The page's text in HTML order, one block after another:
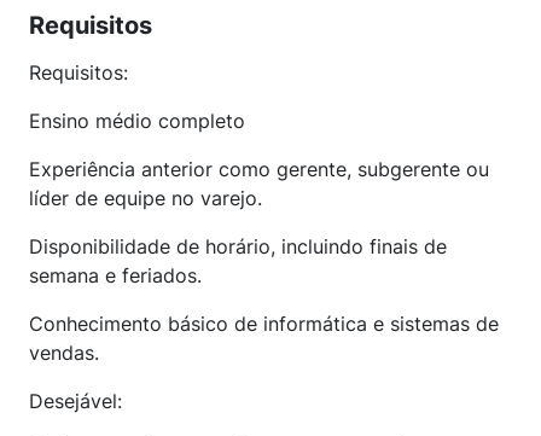
Requisitos
Requisitos:
Ensino médio completo
Experiência anterior como gerente, subgerente ou
líder de equipe no varejo.
Disponibilidade de horário, incluindo finais de
semana e feriados.
Conhecimento básico de informática e sistemas de
vendas.
Desejável: